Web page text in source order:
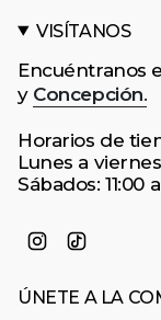
VISÍTANOS
Encuéntranos
y Concepción.
Horarios de
Lunes a
Sábados: 11:00
Instagram
ÚNETE A LA